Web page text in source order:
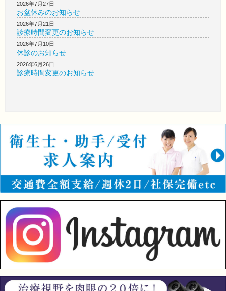
2026年7月27日
お盆休みのお知らせ
2026年7月21日
診療時間変更のお知らせ
2026年7月10日
休診のお知らせ
2026年6月26日
診療時間変更のお知らせ